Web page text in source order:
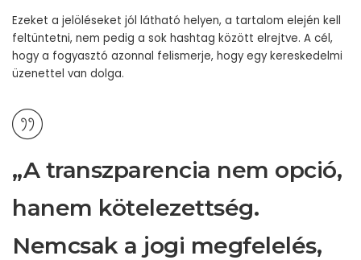
Ezeket a jelöléseket jól látható helyen, a tartalom elején kell
feltüntetni, nem pedig a sok hashtag között elrejtve. A cél,
hogy a fogyasztó azonnal felismerje, hogy egy kereskedelmi
üzenettel van dolga.
„A transzparencia nem opció,
hanem kötelezettség.
Nemcsak a jogi megfelelés,